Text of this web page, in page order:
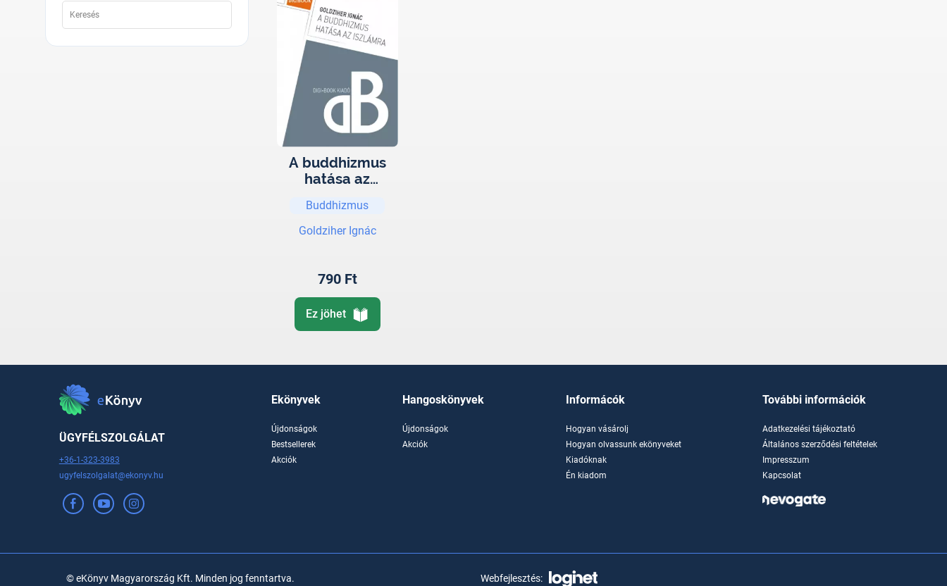
A buddhizmus
hatása az
Buddhizmus
Goldziher Ignác
790 Ft
Ez jöhet
ÜGYFÉLSZOLGÁLAT
+36-1-323-3983
ugyfelszolgalat@ekonyv.hu
Ekönyvek
Újdonságok
Bestsellerek
Akciók
Hangoskönyvek
Újdonságok
Akciók
Informácók
Hogyan vásárolj
Hogyan olvassunk ekönyveket
Kiadóknak
Én kiadom
További információk
Adatkezelési tájékoztató
Általános szerződési feltételek
Impresszum
Kapcsolat
© eKönyv Magyarország Kft. Minden jog fenntartva. Webfejlesztés: